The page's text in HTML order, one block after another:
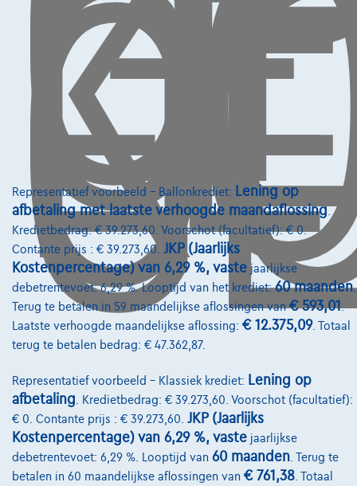
Fiat Ducato
L2H2 22 TD 140cv
11/2025
34.274 km Diesel Manueel 103 kW ( 140 PK )
€27.990 1 ✓BTW aftrekbaar
Vanaf€422,64/maandmet een laatste
maandaflossing van
€8.819,64
Ontdek het volledige cijfervoorbeeld
6182 Souvret, Ets Pater et Cie SA
Vergelijk
Bekijk wagen
Representatief voorbeeld – Ballonkrediet: Lening op
afbetaling met laatste verhoogde maandaflossing
Kredietbedrag: € 39.273,60. Voorschot (facultatief): € 0.
Contante prijs : € 39.273,60. JKP (Jaarlijks
Kostenpercentage) van 6,29 %, vaste jaarlijkse
debetrentevoet: 6,29 %. Looptijd van het krediet:60 maanden.
Terug te betalen in 59 maandelijkse aflossingen van€ 593,01.
Laatste verhoogde maandelijkse aflossing: € 12.375,09. Totaal
terug te betalen bedrag: € 47.362,87.
Representatief voorbeeld – Klassiek krediet: Lening op
afbetaling . Kredietbedrag: € 39.273,60. Voorschot (facultatief):
€ 0. Contante prijs : € 39.273,60. JKP (Jaarlijks
Kostenpercentage) van 6,29 %, vaste jaarlijkse
debetrentevoet: 6,29 %. Looptijd van 60 maanden . Terug te
betalen in 60 maandelijkse aflossingen van € 761,38 . Totaal